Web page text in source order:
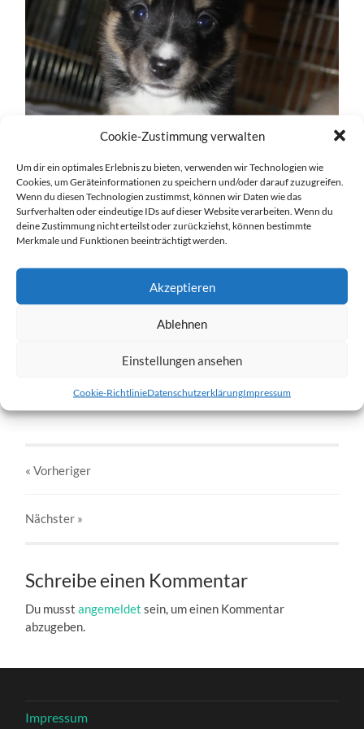
Cookie-Zustimmung verwalten
Um dir ein optimales Erlebnis zu bieten, verwenden wir Technologien wie
Cookies, um Geräteinformationen zu speichern und/oder darauf zuzugreifen.
Wenn du diesen Technologien zustimmst, können wir Daten wie das
Surfverhalten oder eindeutige IDs auf dieser Website verarbeiten. Wenn du
deine Zustimmung nicht erteilst oder zurückziehst, können bestimmte
Merkmale und Funktionen beeinträchtigt werden.
Akzeptieren
Ablehnen
Einstellungen ansehen
Cookie-RichtlinieDatenschutzerklärungImpressum
w5-28.01.2012-b.jpg
« Vorheriger
Nächster »
Schreibe einen Kommentar
Du musstangemeldet sein, um einen Kommentar
abzugeben.
Impressum